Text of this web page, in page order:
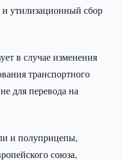
утилизационный сбор
в случае изменения
транспортного
для перевода на
и полуприцепы,
союза,